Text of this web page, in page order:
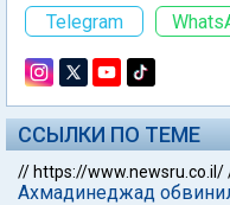
Telegram
ССЫЛКИ ПО ТЕМЕ
// https://www.newsru.co.il/
Ахмадинеджад